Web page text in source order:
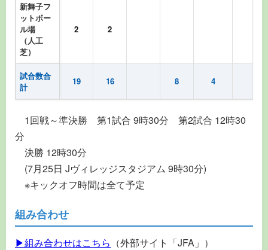
新舞子フ
ットボー
ル場
（人工
芝）
2 2
試合数合
計
19 16 8 4
1回戦～準決勝 第1試合 9時30分 第2試合 12時30
分
決勝 12時30分
(7月25日 Jヴィレッジスタジアム 9時30分)
※キックオフ時間は全て予定
組み合わせ
▶組み合わせはこちら （外部サイト「JFA」）